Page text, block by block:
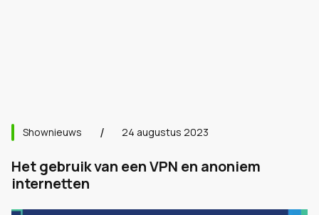
Shownieuws 24 augustus 2023
Het gebruik van een VPN en anoniem
internetten